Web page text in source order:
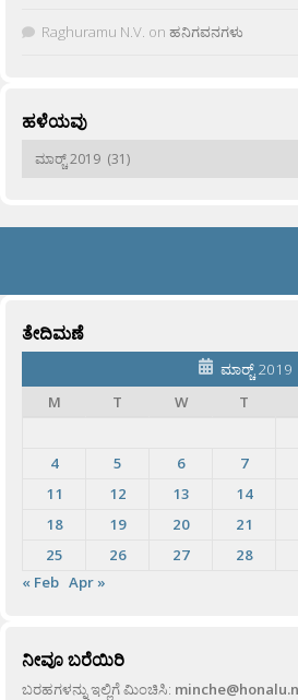
Raghuramu N.V. on ಹನಿಗವನಗಳು
ಹಳೆಯವು
ಹಳೆಯವು
ತೇದಿಮಣೆ
ಮಾರ್‍ಚ್ 2019
M
T W T
4
5 6 7
11
12 13 14
18
19 20 21
25
26 27 28
« Feb Apr »
ನೀವೂ ಬರೆಯಿರಿ
ಬರಹಗಳನ್ನು ಇಲ್ಲಿಗೆ ಮಿಂಚಿಸಿ: